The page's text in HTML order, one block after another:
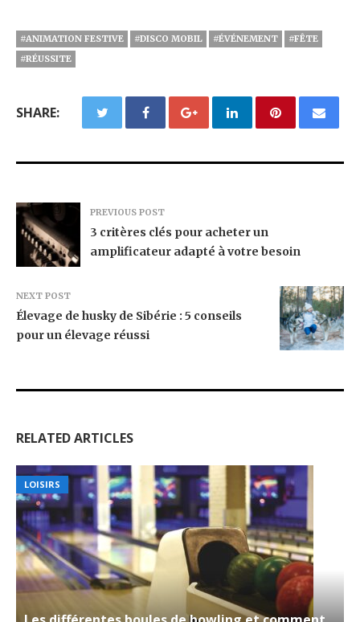
#ANIMATION FESTIVE #DISCO MOBIL #ÉVÉNEMENT
#FÊTE
#RÉUSSITE
SHARE:
PREVIOUS POST
3 critères clés pour acheter un
amplificateur adapté à votre besoin
NEXT POST
Élevage de husky de Sibérie : 5 conseils
pour un élevage réussi
RELATED ARTICLES
LOISIRS